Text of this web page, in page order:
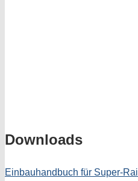
Downloads
Einbauhandbuch für Super-Rail